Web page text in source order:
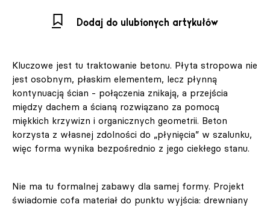
Dodaj do ulubionych artykułów
Kluczowe jest tu traktowanie betonu. Płyta stropowa nie
jest osobnym, płaskim elementem, lecz płynną
kontynuacją ścian - połączenia znikają, a przejścia
między dachem a ścianą rozwiązano za pomocą
miękkich krzywizn i organicznych geometrii. Beton
korzysta z własnej zdolności do „płynięcia” w szalunku,
więc forma wynika bezpośrednio z jego ciekłego stanu.
Nie ma tu formalnej zabawy dla samej formy. Projekt
świadomie cofa materiał do punktu wyjścia: drewniany